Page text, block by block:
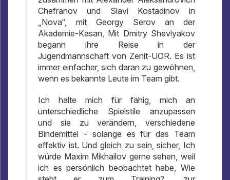
Chefranov und Slavi Kostadinov in
„Nova“, mit Georgy Serov an der
Akademie-Kasan, Mit Dmitry Shevlyakov
begann ihre Reise in der
Jugendmannschaft von Zenit-UOR. Es ist
immer einfacher, sich daran zu gewöhnen,
wenn es bekannte Leute im Team gibt.
Ich halte mich für fähig, mich an
unterschiedliche Spielstile anzupassen
und sie zu verändern, verschiedene
Bindemittel - solange es für das Team
effektiv ist. Und gleich zu sein, sicher, Ich
würde Maxim Mikhailov gerne sehen, weil
ich es persönlich beobachtet habe, Wie